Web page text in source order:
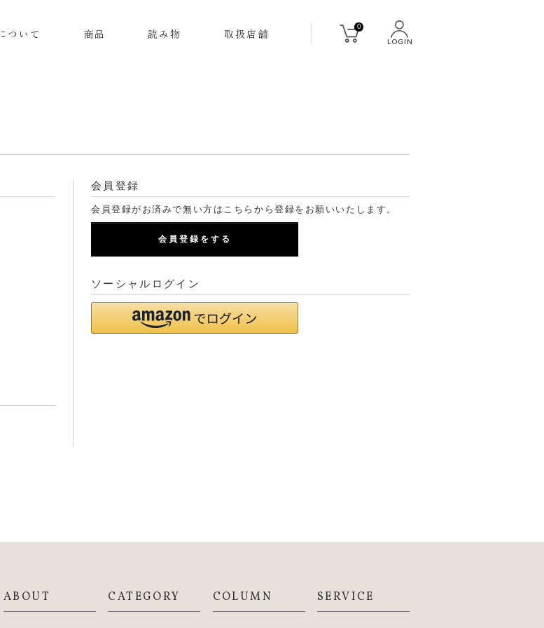
ついて 商品 読み物 取扱店舗
0
LOGIN
会員登録
会員登録がお済みで無い方はこちらから登録をお願いいたします。
会員登録をする
ソーシャルログイン
ABOUT CATEGORY COLUMN SERVICE